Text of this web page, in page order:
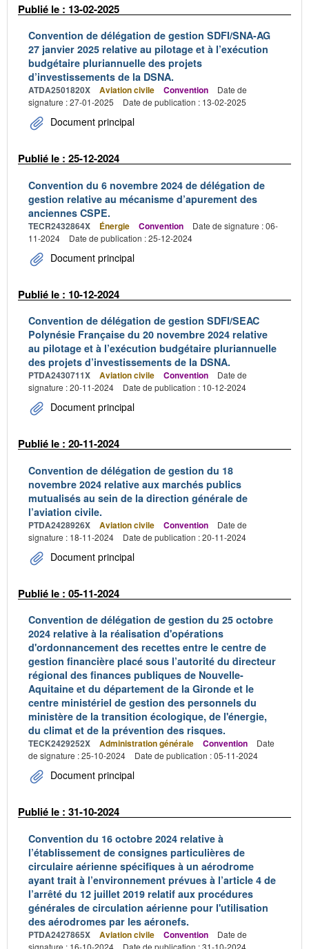
Publié le : 13-02-2025
Convention de délégation de gestion SDFI/SNA-AG
27 janvier 2025 relative au pilotage et à l’exécution
budgétaire pluriannuelle des projets
d’investissements de la DSNA.
ATDA2501820X Aviation civile Convention
Date de
signature : 27-01-2025
Date de publication : 13-02-2025
Document principal
Publié le : 25-12-2024
Convention du 6 novembre 2024 de délégation de
gestion relative au mécanisme d’apurement des
anciennes CSPE.
TECR2432864X Énergie Convention
Date de signature : 06-
11-2024
Date de publication : 25-12-2024
Document principal
Publié le : 10-12-2024
Convention de délégation de gestion SDFI/SEAC
Polynésie Française du 20 novembre 2024 relative
au pilotage et à l’exécution budgétaire pluriannuelle
des projets d’investissements de la DSNA.
PTDA2430711X Aviation civile Convention
Date de
signature : 20-11-2024
Date de publication : 10-12-2024
Document principal
Publié le : 20-11-2024
Convention de délégation de gestion du 18
novembre 2024 relative aux marchés publics
mutualisés au sein de la direction générale de
l’aviation civile.
PTDA2428926X Aviation civile Convention
Date de
signature : 18-11-2024
Date de publication : 20-11-2024
Document principal
Publié le : 05-11-2024
Convention de délégation de gestion du 25 octobre
2024 relative à la réalisation d'opérations
d'ordonnancement des recettes entre le centre de
gestion financière placé sous l’autorité du directeur
régional des finances publiques de Nouvelle-
Aquitaine et du département de la Gironde et le
centre ministériel de gestion des personnels du
ministère de la transition écologique, de l'énergie,
du climat et de la prévention des risques.
TECK2429252X Administration générale Convention
Date
de signature : 25-10-2024
Date de publication : 05-11-2024
Document principal
Publié le : 31-10-2024
Convention du 16 octobre 2024 relative à
l’établissement de consignes particulières de
circulaire aérienne spécifiques à un aérodrome
ayant trait à l’environnement prévues à l’article 4 de
l’arrêté du 12 juillet 2019 relatif aux procédures
générales de circulation aérienne pour l'utilisation
des aérodromes par les aéronefs.
PTDA2427865X Aviation civile Convention
Date de
signature : 16-10-2024
Date de publication : 31-10-2024